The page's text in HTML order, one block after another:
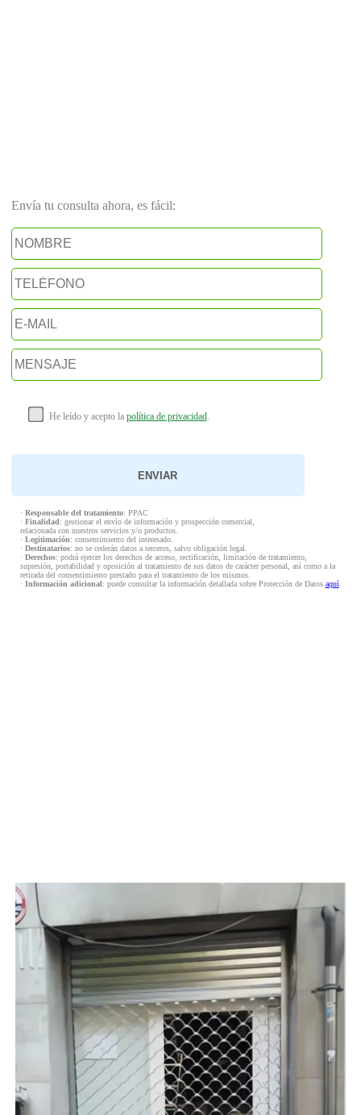
Envía tu consulta ahora, es fácil:
He leído y acepto la política de privacidad.
· Responsable del tratamiento: PPAC
· Finalidad: gestionar el envío de información y prospección comercial,
relacionada con nuestros servicios y/o productos.
· Legitimación: consentimiento del interesado.
· Destinatarios: no se cederán datos a terceros, salvo obligación legal.
· Derechos: podrá ejercer los derechos de acceso, rectificación, limitación de tratamiento,
supresión, portabilidad y oposición al tratamiento de sus datos de carácter personal, así como a la
retirada del consentimiento prestado para el tratamiento de los mismos.
· Información adicional: puede consultar la información detallada sobre Protección de Datos aquí.